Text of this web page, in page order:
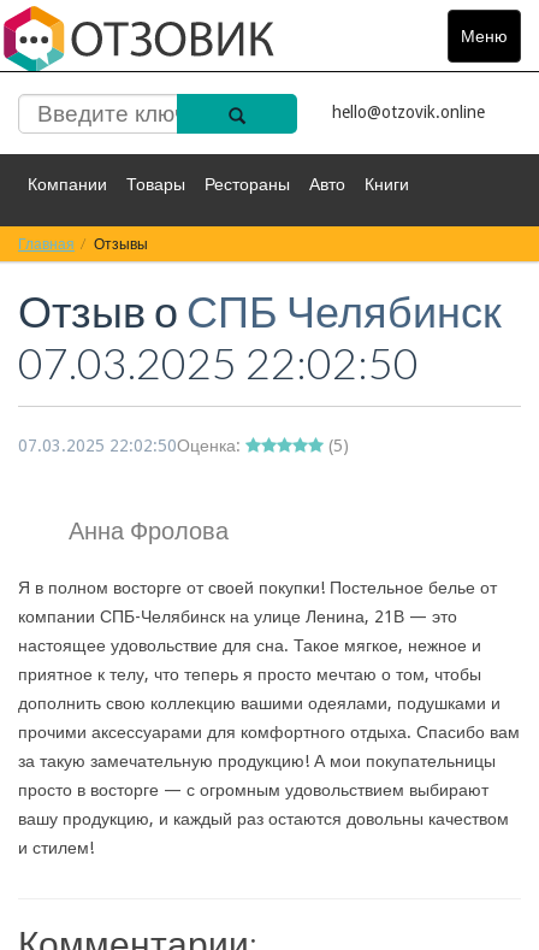
Меню
Toggle
hello@otzovik.online
Компании Товары Рестораны Авто Книги
Спорт Фильмы
Красота Здоровье Остальное
Главная Отзывы
Отзыв о СПБ Челябинск
07.03.2025 22:02:50
07.03.2025 22:02:50Оценка: (5)
Анна Фролова
Я в полном восторге от своей покупки! Постельное белье от
компании СПБ-Челябинск на улице Ленина, 21В — это
настоящее удовольствие для сна. Такое мягкое, нежное и
приятное к телу, что теперь я просто мечтаю о том, чтобы
дополнить свою коллекцию вашими одеялами, подушками и
прочими аксессуарами для комфортного отдыха. Спасибо вам
за такую замечательную продукцию! А мои покупательницы
просто в восторге — с огромным удовольствием выбирают
вашу продукцию, и каждый раз остаются довольны качеством
и стилем!